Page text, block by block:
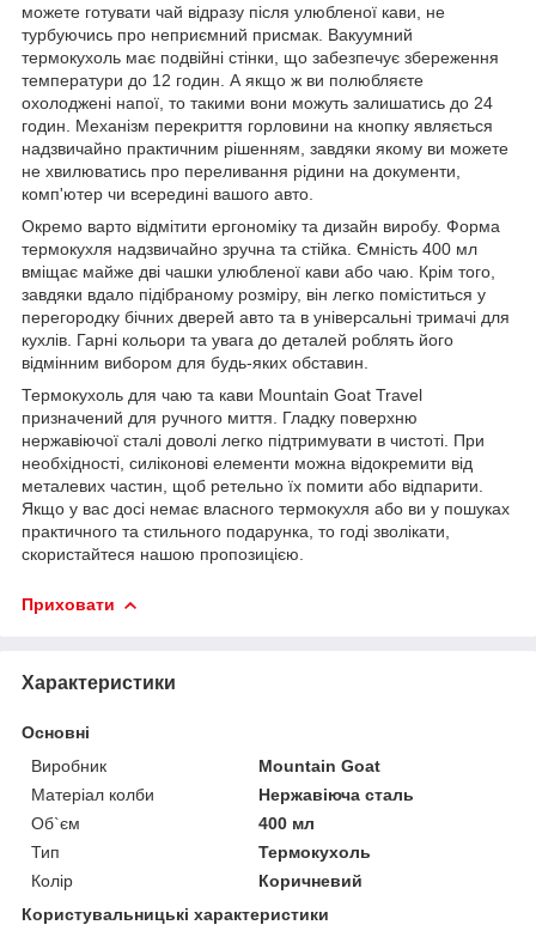
можете готувати чай відразу після улюбленої кави, не
турбуючись про неприємний присмак. Вакуумний
термокухоль має подвійні стінки, що забезпечує збереження
температури до 12 годин. А якщо ж ви полюбляєте
охолоджені напої, то такими вони можуть залишатись до 24
годин. Механізм перекриття горловини на кнопку являється
надзвичайно практичним рішенням, завдяки якому ви можете
не хвилюватись про переливання рідини на документи,
комп'ютер чи всередині вашого авто.
Окремо варто відмітити ергономіку та дизайн виробу. Форма
термокухля надзвичайно зручна та стійка. Ємність 400 мл
вміщає майже дві чашки улюбленої кави або чаю. Крім того,
завдяки вдало підібраному розміру, він легко поміститься у
перегородку бічних дверей авто та в універсальні тримачі для
кухлів. Гарні кольори та увага до деталей роблять його
відмінним вибором для будь-яких обставин.
Термокухоль для чаю та кави Mountain Goat Travel
призначений для ручного миття. Гладку поверхню
нержавіючої сталі доволі легко підтримувати в чистоті. При
необхідності, силіконові елементи можна відокремити від
металевих частин, щоб ретельно їх помити або відпарити.
Якщо у вас досі немає власного термокухля або ви у пошуках
практичного та стильного подарунка, то годі зволікати,
скористайтеся нашою пропозицією.
Приховати
Характеристики
Основні
Виробник
Mountain Goat
Матеріал колби
Нержавіюча сталь
Об`єм
400 мл
Тип
Термокухоль
Колір
Коричневий
Користувальницькі характеристики